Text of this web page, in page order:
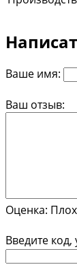
Ваше имя:
Ваш отзыв:
Оценка:
Введите